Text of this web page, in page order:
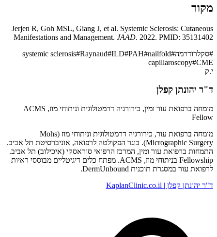
מקור
Jerjen R, Goh MSL, Giang J, et al. Systemic Sclerosis: Cutaneous
Manifestations and Management. JAAD. 2022. PMID: 35131402
#סקלרודרמה#
systemic sclerosis#Raynaud#ILD#PAH#nailfold
capillaroscopy#CME
י.ק
ד"ר יהונתן קפלן
מומחה ברפואת עור ומין, כירורגיה דרמטולוגית וניתוחי מוז, ACMS
Fellow
מומחה ברפואת עור, כירורגיה דרמטולוגית וניתוחי מוז (Mohs
Micrographic Surgery). בוגר הפקולטה לרפואה, אוניברסיטת תל אביב.
התמחות ברפואת עור ומין, המרכז הרפואי סוראסקי (איכילוב) תל אביב.
Fellowship בניתוחי מוז, ACMS. מפתח כלים דיגיטליים מבוססי ראיות
לרפואת עור במסגרת תוכנית DermUnbound.
ד"ר יהונתן קפלן | KaplanClinic.co.il